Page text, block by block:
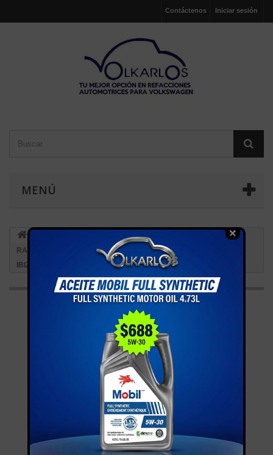
Iniciar sesión
Contáctenos
MENÚ
BULBOS Y SENSORES
BULBO
RADIADOR (95°-102°)GOLF/JETTA A4,BEETLE,POLO,LUPO,SEAT
IBIZA/CORDOBA 00-ADELANTE,SEAT LEON/TOLEDO 1.8 01-05